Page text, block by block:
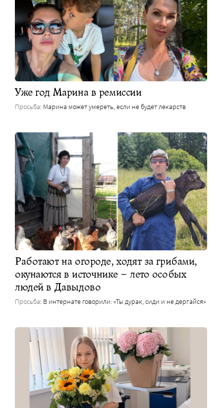
Уже год Марина в ремиссии
Просьба: Марина может умереть, если не будет лекарств
Работают на огороде, ходят за грибами,
окунаются в источнике – лето особых
людей в Давыдово
Просьба: В интернате говорили: «Ты дурак, сиди и не дергайся»